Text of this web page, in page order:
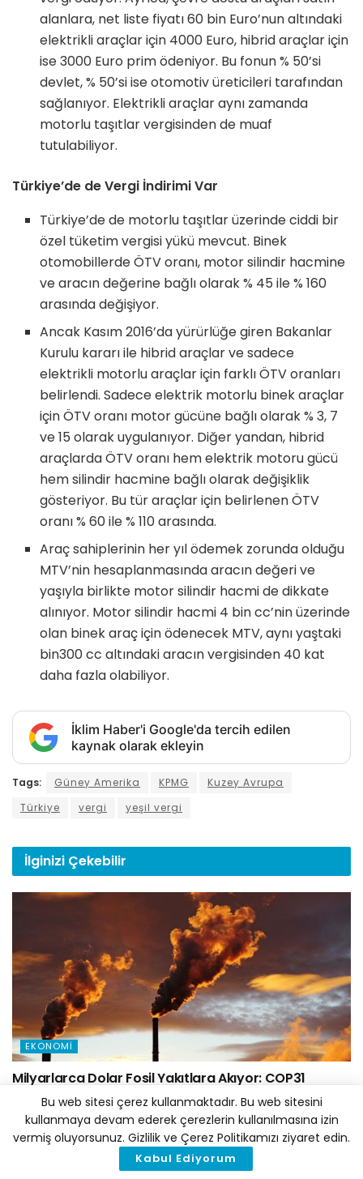
alanlara, net liste fiyatı 60 bin Euro’nun altındaki
elektrikli araçlar için 4000 Euro, hibrid araçlar için
ise 3000 Euro prim ödeniyor. Bu fonun % 50’si
devlet, % 50’si ise otomotiv üreticileri tarafından
sağlanıyor. Elektrikli araçlar aynı zamanda
motorlu taşıtlar vergisinden de muaf
tutulabiliyor.
Türkiye’de de Vergi İndirimi Var
Türkiye’de de motorlu taşıtlar üzerinde ciddi bir
özel tüketim vergisi yükü mevcut. Binek
otomobillerde ÖTV oranı, motor silindir hacmine
ve aracın değerine bağlı olarak % 45 ile % 160
arasında değişiyor.
Ancak Kasım 2016’da yürürlüğe giren Bakanlar
Kurulu kararı ile hibrid araçlar ve sadece
elektrikli motorlu araçlar için farklı ÖTV oranları
belirlendi. Sadece elektrik motorlu binek araçlar
için ÖTV oranı motor gücüne bağlı olarak % 3, 7
ve 15 olarak uygulanıyor. Diğer yandan, hibrid
araçlarda ÖTV oranı hem elektrik motoru gücü
hem silindir hacmine bağlı olarak değişiklik
gösteriyor. Bu tür araçlar için belirlenen ÖTV
oranı % 60 ile % 110 arasında.
Araç sahiplerinin her yıl ödemek zorunda olduğu
MTV’nin hesaplanmasında aracın değeri ve
yaşıyla birlikte motor silindir hacmi de dikkate
alınıyor. Motor silindir hacmi 4 bin cc’nin üzerinde
olan binek araç için ödenecek MTV, aynı yaştaki
bin300 cc altındaki aracın vergisinden 40 kat
daha fazla olabiliyor.
İklim Haber'i Google'da tercih edilen
kaynak olarak ekleyin
Tags: Güney Amerika KPMG
Kuzey Avrupa
Türkiye
vergi yeşil vergi
İlginizi Çekebilir
EKONOMI
Milyarlarca Dolar Fosil Yakıtlara Akıyor: COP31
Öncesi Avustralya ve Türkiye Mercek Altında
6 AĞUSTOS 2026
Bu web sitesi çerez kullanmaktadır. Bu web sitesini
kullanmaya devam ederek çerezlerin kullanılmasına izin
vermiş oluyorsunuz. Gizlilik ve Çerez Politikamızı ziyaret edin.
Kabul Ediyorum